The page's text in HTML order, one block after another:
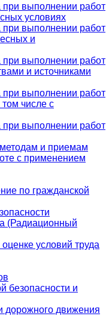
при выполнении работ
условиях
при выполнении работ
и
при выполнении работ
и источниками
при выполнении работ
числе с
при выполнении работ
и приемам
с применением
по гражданской
(Радиационный
условий труда
безопасности и
дорожного движения